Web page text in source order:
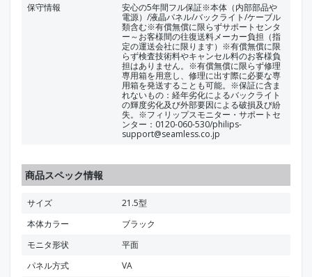
保守情報
安心の5年間フル保証※本体（内部部品や
電源）/液晶パネル/バックライト/ケーブル
類含む※有償無償に限らずサポートセンタ
ー～お客様間の往復送料メーカー負担（指
定の運送会社に限ります）※有償無償に限
らず検査技術料やキャンセル料のお客様負
担はありません。※有償無償に限らず修理
専用箱を用意し、修理に出す際に必要な専
用箱を発送することも可能。※保証に含ま
れないもの：経年劣化によるバックライト
の輝度劣化及び外部要因による破損及び紛
失。※フィリップスモニター・サポートセ
ンター：0120-060-530/philips-
support@seamless.co.jp
商品スペック情報
サイズ
21.5型
本体カラー
ブラック
モニタ形状
平面
パネル方式
VA